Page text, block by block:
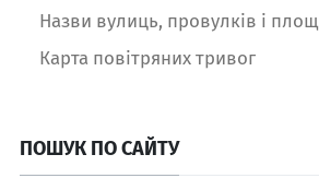
Назви вулиць, провулків і площ
Карта повітряних тривог
ПОШУК ПО САЙТУ